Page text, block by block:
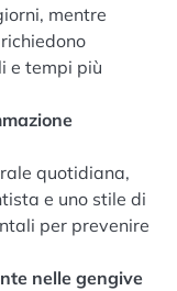
mentre
e tempi più
quotidiana,
e uno stile di
per prevenire
nelle gengive